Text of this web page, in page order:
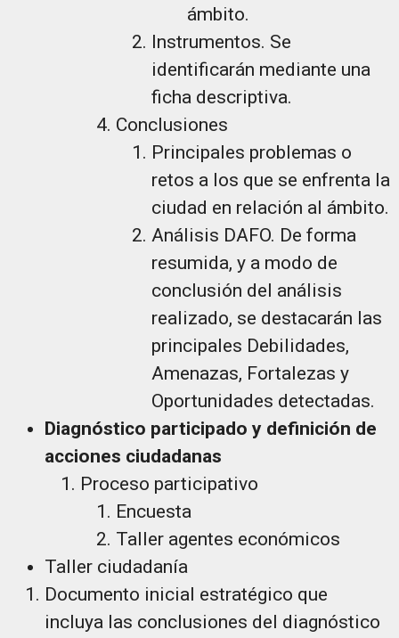
ámbito.
Instrumentos. Se
identificarán mediante una
ficha descriptiva.
Conclusiones
Principales problemas o
retos a los que se enfrenta la
ciudad en relación al ámbito.
Análisis DAFO. De forma
resumida, y a modo de
conclusión del análisis
realizado, se destacarán las
principales Debilidades,
Amenazas, Fortalezas y
Oportunidades detectadas.
Diagnóstico participado y definición de
acciones ciudadanas
Proceso participativo
Encuesta
Taller agentes económicos
Taller ciudadanía
Documento inicial estratégico que
incluya las conclusiones del diagnóstico